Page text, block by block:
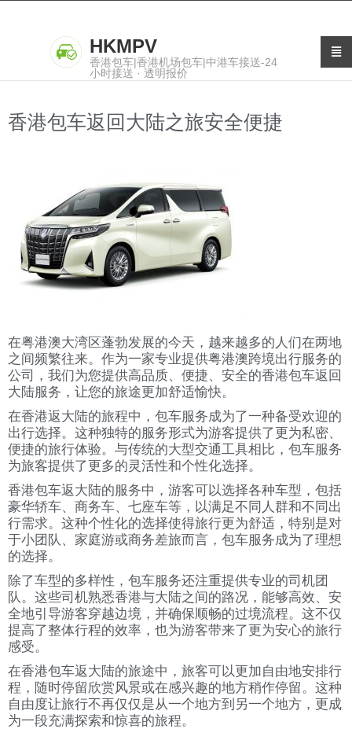
HKMPV
香港包车|香港机场包车|中港车接送-24
小时接送 · 透明报价
香港包车返回大陆之旅安全便捷
在粤港澳大湾区蓬勃发展的今天，越来越多的人们在两地
之间频繁往来。作为一家专业提供粤港澳跨境出行服务的
公司，我们为您提供高品质、便捷、安全的香港包车返回
大陆服务，让您的旅途更加舒适愉快。
在香港返大陆的旅程中，包车服务成为了一种备受欢迎的
出行选择。这种独特的服务形式为游客提供了更为私密、
便捷的旅行体验。与传统的大型交通工具相比，包车服务
为旅客提供了更多的灵活性和个性化选择。
香港包车返大陆的服务中，游客可以选择各种车型，包括
豪华轿车、商务车、七座车等，以满足不同人群和不同出
行需求。这种个性化的选择使得旅行更为舒适，特别是对
于小团队、家庭游或商务差旅而言，包车服务成为了理想
的选择。
除了车型的多样性，包车服务还注重提供专业的司机团
队。这些司机熟悉香港与大陆之间的路况，能够高效、安
全地引导游客穿越边境，并确保顺畅的过境流程。这不仅
提高了整体行程的效率，也为游客带来了更为安心的旅行
感受。
在香港包车返大陆的旅途中，旅客可以更加自由地安排行
程，随时停留欣赏风景或在感兴趣的地方稍作停留。这种
自由度让旅行不再仅仅是从一个地方到另一个地方，更成
为一段充满探索和惊喜的旅程。